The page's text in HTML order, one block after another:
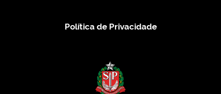
Política de Privacidade